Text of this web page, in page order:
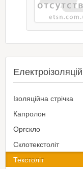
Ізоляційна стрічка
Капролон
Оргскло
Склотекстоліт
Текстоліт